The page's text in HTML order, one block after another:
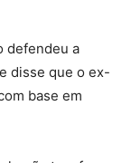
defendeu a
disse que o ex-
base em